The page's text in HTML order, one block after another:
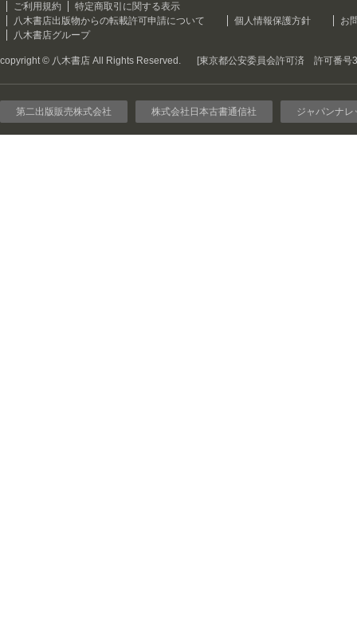
ご利用規約
特定商取引に関する表示
八木書店出版物からの転載許可申請について
個人情報保護方針
お
八木書店グループ
copyright © 八木書店 All Rights Reserved. [東京都公安委員会許可済 許可番号
第二出版販売株式会社 株式会社日本古書通信社 ジャパンナレ